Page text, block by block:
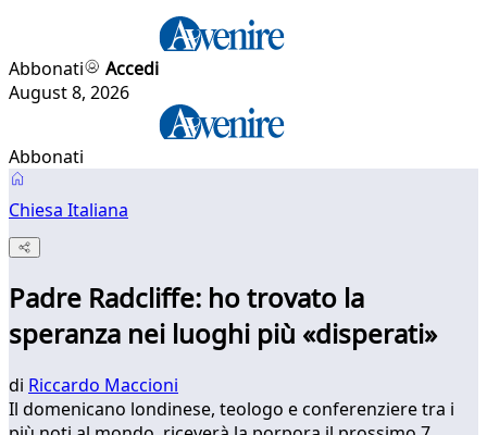
Abbonati
Accedi
August 8, 2026
Abbonati
Chiesa Italiana
Padre Radcliffe: ho trovato la
speranza nei luoghi più «disperati»
di Riccardo Maccioni
Il domenicano londinese, teologo e conferenziere tra i